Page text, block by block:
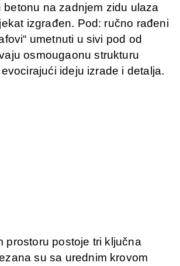
betonu na zadnjem zidu ulaza
izgrađen. Pod: ručno rađeni
umetnuti u sivi pod od
osmougaonu strukturu
ideju izrade i detalja.
prostoru postoje tri ključna
su sa urednim krovom